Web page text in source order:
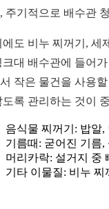
주기적으로 배수관
에도 비누 찌꺼기, 세
크대 배수관에 들어
작은 물건을 사용
도록 관리하는 것이
음식물 찌꺼기: 밥알,
기름때: 굳어진 기름,
머리카락: 설거지 중
기타 이물질: 비누